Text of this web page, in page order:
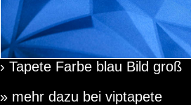
› Tapete Farbe blau Bild groß
» mehr dazu bei viptapete